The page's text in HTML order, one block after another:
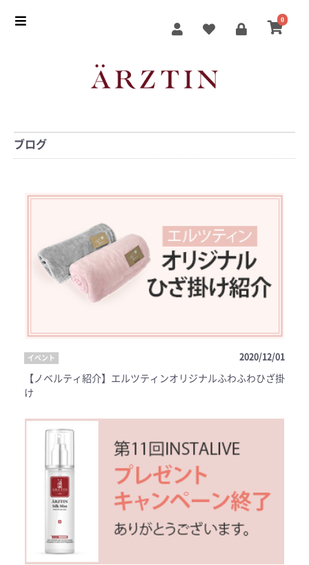
0
ブログ
イベント 2020/12/01
【ノベルティ紹介】エルツティンオリジナルふわふわひざ掛
け